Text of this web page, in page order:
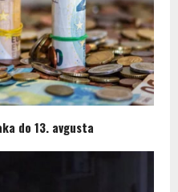
do 13. avgusta